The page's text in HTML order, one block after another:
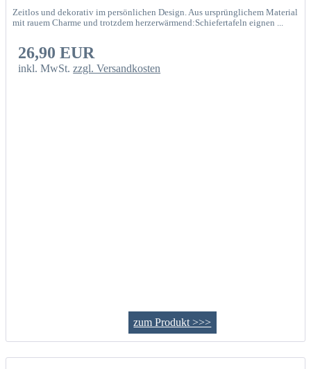
Zeitlos und dekorativ im persönlichen Design. Aus ursprünglichem Material
mit rauem Charme und trotzdem herzerwärmend:Schiefertafeln eignen ...
26,90 EUR
inkl. MwSt.zzgl. Versandkosten
zum Produkt >>>